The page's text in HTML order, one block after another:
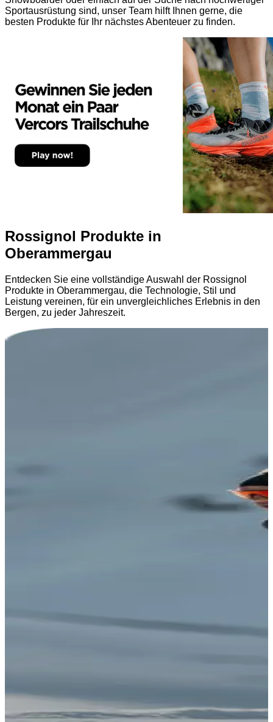
Sportausrüstung sind, unser Team hilft Ihnen gerne, die
besten Produkte für Ihr nächstes Abenteuer zu finden.
Rossignol Produkte in
Oberammergau
Entdecken Sie eine vollständige Auswahl der Rossignol
Produkte in Oberammergau, die Technologie, Stil und
Leistung vereinen, für ein unvergleichliches Erlebnis in den
Bergen, zu jeder Jahreszeit.